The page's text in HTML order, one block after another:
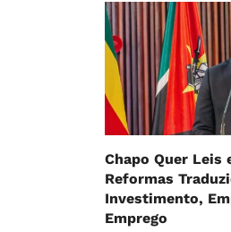
Chapo Quer Leis
Reformas
Investimento,
Emprego